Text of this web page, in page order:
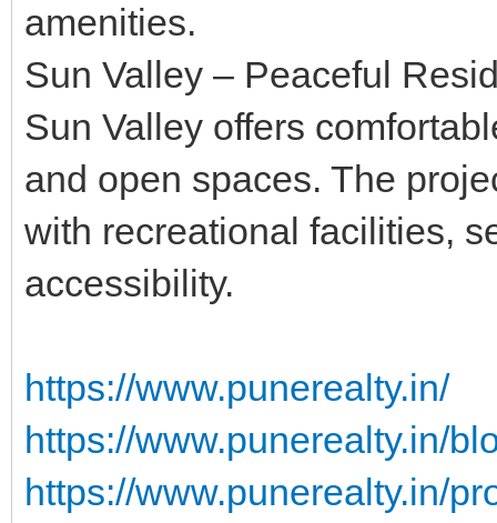
amenities.
Sun Valley – Peaceful
Sun Valley offers
and open spaces. The
with recreational facilities,
accessibility.
https://www.punerealty.in/
https://www.punerealty.in/
https://www.punerealty.in/